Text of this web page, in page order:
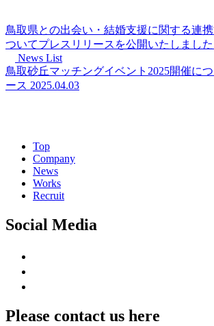
鳥取県との出会い・結婚支援に関する連
ついてプレスリリースを公開いたしました
News List
鳥取砂丘マッチングイベント2025開催に
ース 2025.04.03
Top
Company
News
Works
Recruit
Social Media
Please contact us here